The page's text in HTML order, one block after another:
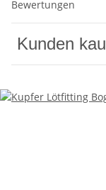
Bewertungen
Kunden